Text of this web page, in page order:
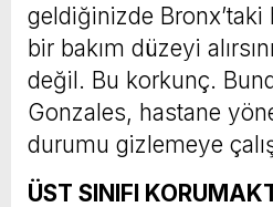
geldiğinizde Bronx’taki
bir bakım düzeyi
değil. Bu korkunç.
Gonzales, hastane
durumu gizlemeye
ÜST SINIFI